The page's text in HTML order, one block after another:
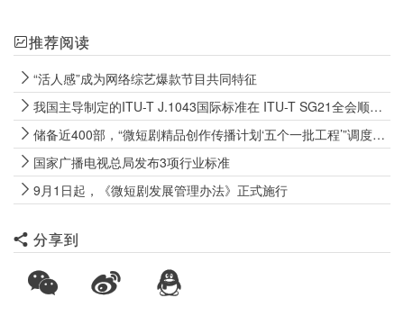
推荐阅读
“活人感”成为网络综艺爆款节目共同特征
我国主导制定的ITU-T J.1043国际标准在 ITU-T SG21全会顺利通过TAP批准
储备近400部，“微短剧精品创作传播计划‘五个一批工程’”调度会召开
国家广播电视总局发布3项行业标准
9月1日起，《微短剧发展管理办法》正式施行
分享到